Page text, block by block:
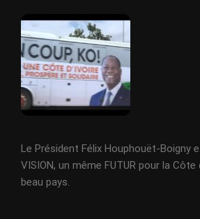
Le Président Félix Houphouët-Boigny
VISION, un même FUTUR pour la
beau pays.